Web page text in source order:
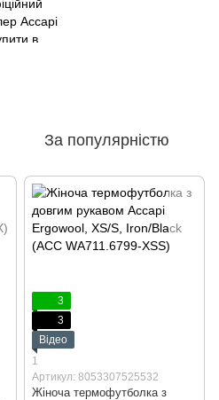
За популярністю
3
3
Відео
1
Артикул: 8053307525532
Жіноча термофутболка з